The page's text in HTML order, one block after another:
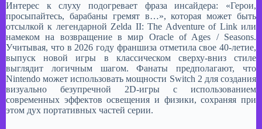
​Интерес к слуху подогревает фраза инсайдера: «Герои,
просыпайтесь, барабаны гремят в…», которая может быть
отсылкой к легендарной Zelda II: The Adventure of Link или
намеком на возвращение в мир Oracle of Ages / Seasons.
Учитывая, что в 2026 году франшиза отметила свое 40-летие,
выпуск новой игры в классическом сверху-вниз стиле
выглядит логичным шагом. Фанаты предполагают, что
Nintendo может использовать мощности Switch 2 для создания
визуально безупречной 2D-игры с использованием
современных эффектов освещения и физики, сохраняя при
этом дух портативных частей серии.